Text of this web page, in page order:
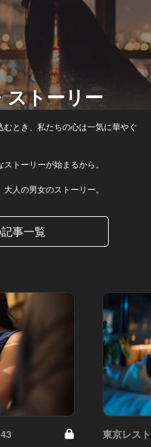
ストーリー
とき、私たちの心は一気に華やぐ
トーリーが始まるから。
人の男女のストーリー。
事一覧
東京レス